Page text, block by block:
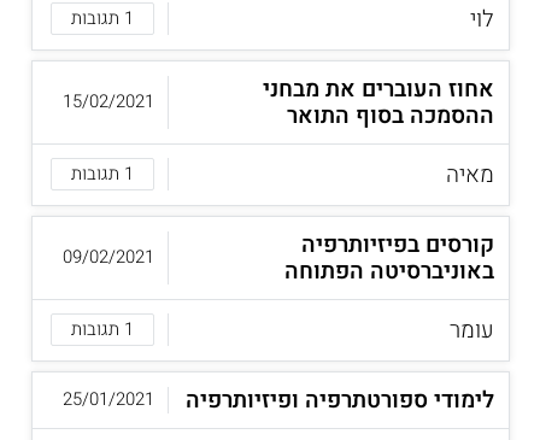
לוי
1 תגובות
אחוז העוברים את מבחני
ההסמכה בסוף התואר
מאיה
1 תגובות
15/02/2021
קורסים בפיזיותרפיה
באוניברסיטה הפתוחה
עומר
1 תגובות
09/02/2021
לימודי ספורטתרפיה ופיזיותרפיה
25/01/2021